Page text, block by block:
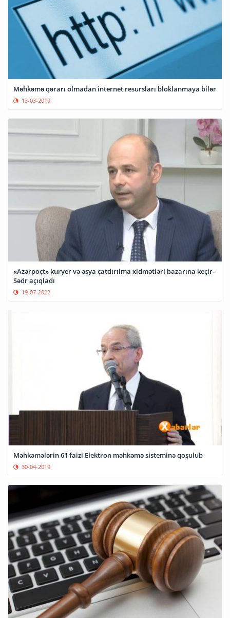
Məhkəmə qərarı olmadan internet resursları bloklanmaya bilər
13-03-2019
«Azərpoçt» kuryer və əşya çatdırılma xidmətləri bazarına keçir-
Sədr açıqladı
19-07-2022
Məhkəmələrin 61 faizi Elektron məhkəmə sisteminə qoşulub
30-04-2019